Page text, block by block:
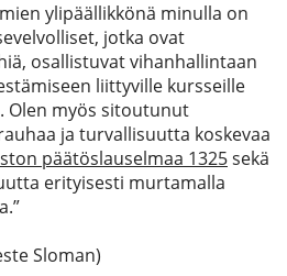
ylipäällikkönä minulla on
jotka ovat
osallistuvat vihanhallintaan
liittyville kursseille
Olen myös sitoutunut
ja turvallisuutta koskevaa
päätöslauselmaa 1325sekä
erityisesti murtamalla
Sloman)